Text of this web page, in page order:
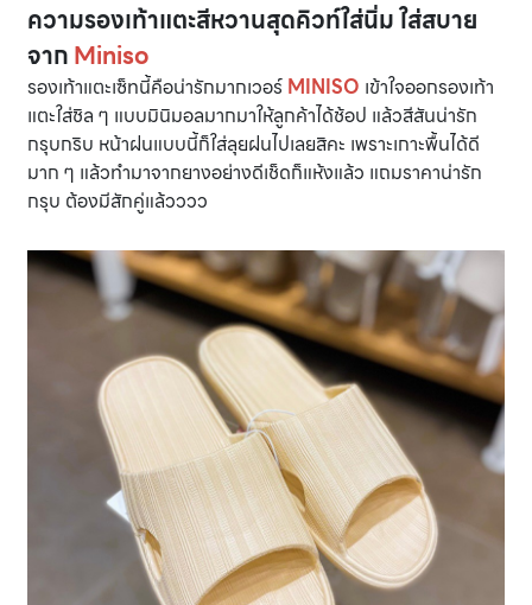
ความรองเท้าแตะสีหวานสุดคิวท์ใส่นิ่ม ใส่สบาย
จากMiniso
รองเท้าแตะเซ็ทนี้คือน่ารักมากเวอร์ MINISO เข้าใจออกรองเท้า
แตะใส่ชิล ๆ แบบมินิมอลมากมาให้ลูกค้าได้ช้อป แล้วสีสันน่ารัก
กรุบกริบ หน้าฝนแบบนี้ก็ใส่ลุยฝนไปเลยสิคะ เพราะเกาะพื้นได้ดี
มาก ๆ แล้วทำมาจากยางอย่างดีเช็ดก็แห้งแล้ว แถมราคาน่ารัก
กรุบ ต้องมีสักคู่แล้วววว